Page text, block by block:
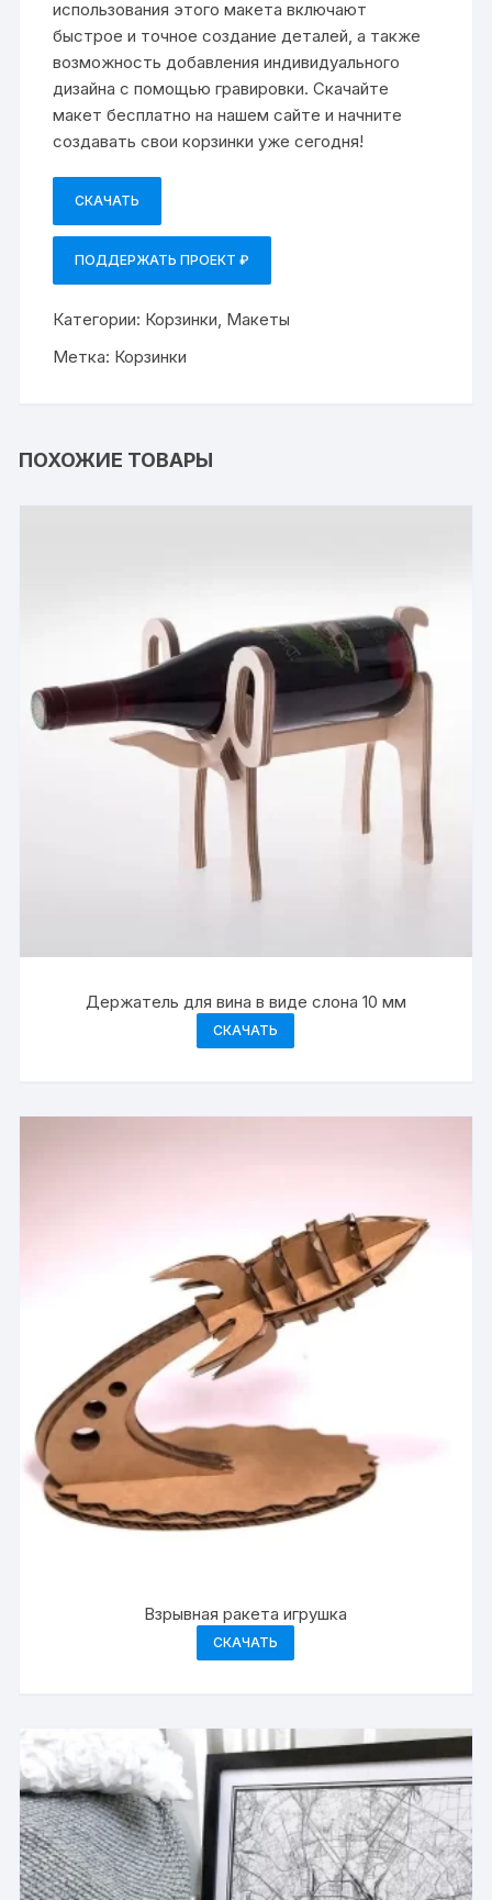
использования этого макета включают
быстрое и точное создание деталей, а также
возможность добавления индивидуального
дизайна с помощью гравировки. Скачайте
макет бесплатно на нашем сайте и начните
создавать свои корзинки уже сегодня!
СКАЧАТЬ
ПОДДЕРЖАТЬ ПРОЕКТ ₽
Категории: Корзинки Макеты
Метка: Корзинки
ПОХОЖИЕ ТОВАРЫ
Держатель для вина в виде слона 10 мм
СКАЧАТЬ
Взрывная ракета игрушка
СКАЧАТЬ